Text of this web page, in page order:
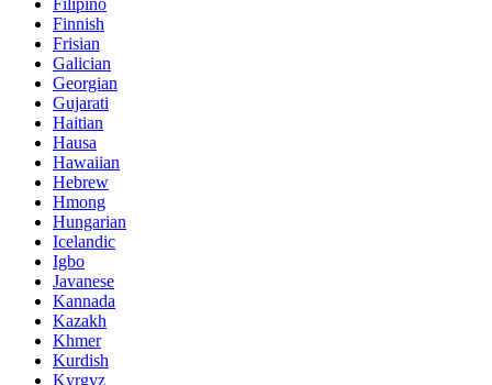
Finnish
Frisian
Galician
Georgian
Gujarati
Haitian
Hausa
Hawaiian
Hebrew
Hmong
Hungarian
Icelandic
Igbo
Javanese
Kannada
Kazakh
Khmer
Kurdish
Kyrgyz